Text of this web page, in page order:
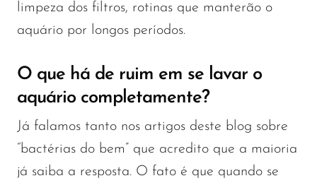
limpeza dos filtros, rotinas que manterão o
aquário por longos períodos.
O que há de ruim em se lavar o
aquário completamente?
Já falamos tanto nos artigos deste blog sobre
“bactérias do bem” que acredito que a maioria
já saiba a resposta. O fato é que quando se